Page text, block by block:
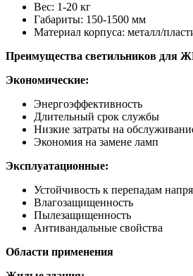
Вес: 1-20 кг
Габариты: 150-1500 мм
Материал корпуса: металл/
Преимущества светильников для
Экономические:
Энергоэффективность
Длительный срок службы
Низкие затраты на
Экономия на замене ламп
Эксплуатационные:
Устойчивость к перепадам
Влагозащищенность
Пылезащищенность
Антивандальные свойства
Области применения